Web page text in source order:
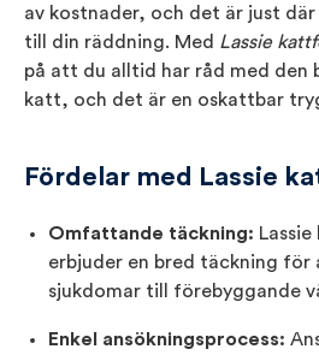
av kostnader, och det är just
till din räddning. Med Lassie
på att du alltid har råd med den
katt, och det är en oskattbar
Fördelar med Lassie
Omfattande täckning:
erbjuder en bred täckning
sjukdomar till förebyggande
Enkel ansökningsprocess: